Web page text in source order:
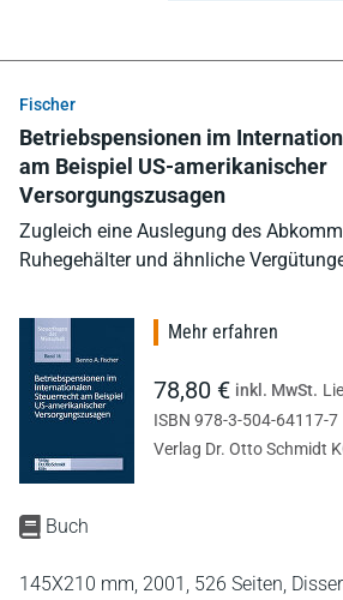
Fischer
Betriebspensionen im
am Beispiel US-amerikanischer
Versorgungszusagen
Zugleich eine Auslegung des
Ruhegehälter und ähnliche
Buch
145X210 mm, 2001, 526 Seiten,
Mehr erfahren
78,80 € inkl. MwSt.
ISBN 978-3-504-64117-7
Verlag Dr. Otto Schmidt